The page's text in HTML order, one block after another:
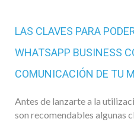
LAS CLAVES PARA
WHATSAPP BUSINESS
COMUNICACIÓN DE TU
Antes de lanzarte a la
son recomendables algunas